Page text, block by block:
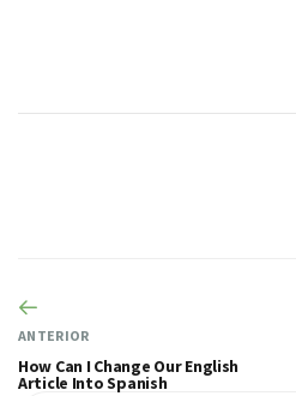
ANTERIOR
How Can I Change Our English
Article Into Spanish